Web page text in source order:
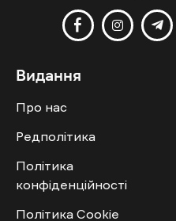
Видання
Про нас
Редполітика
Політика
конфіденційності
Політика Cookie